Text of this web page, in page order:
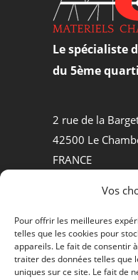
Vos
Pour offrir les meilleures
telles que les cookies pour
appareils. Le fait de consentir
traiter des données telles que
uniques sur ce site. Le fait de
Le spécialiste
du 5ème
2 rue de la
42500 Le
FRANCE
MATÉRIELS
PROCESS
QUI SOMMES-